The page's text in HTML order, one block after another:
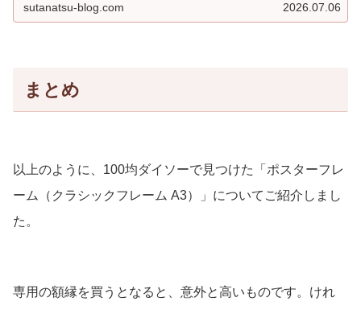
sutanatsu-blog.com 2026.07.06
まとめ
以上のように、100均ダイソーで見つけた「ポスターフレ
ーム（クラシックフレーム A3）」についてご紹介しまし
た。
専用の額縁を買うとなると、意外と高いものです。けれ